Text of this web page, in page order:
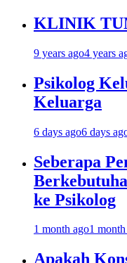
KLINIK
9 years ago4 years
Psikolog
Keluarga
6 days ago6 days
Seberapa
ke Psikolog
1 month ago1
Apakah